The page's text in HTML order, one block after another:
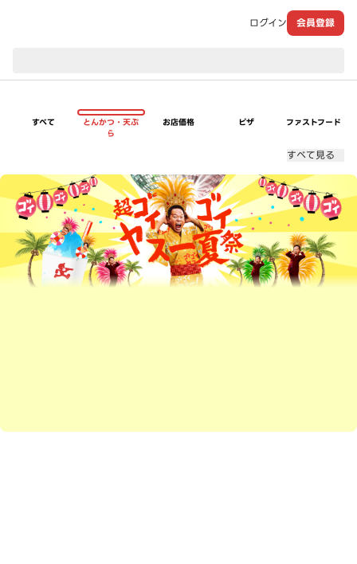
ログイン 会員登録
すべて
とんかつ・天ぷ
ら
お店価格 ピザ ファストフード
すべて見る
超ゴイゴイヤスー夏祭